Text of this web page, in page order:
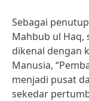
Sebagai
Mahbub ul Haq,
dikenal dengan
Manusia,
menjadi pusat
sekedar